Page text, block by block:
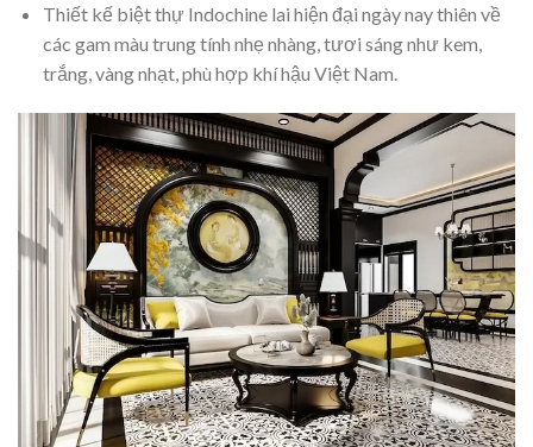
Thiết kế biệt thự Indochine lai hiện đại ngày nay thiên về
các gam màu trung tính nhẹ nhàng, tươi sáng như kem,
trắng, vàng nhạt, phù hợp khí hậu Việt Nam.